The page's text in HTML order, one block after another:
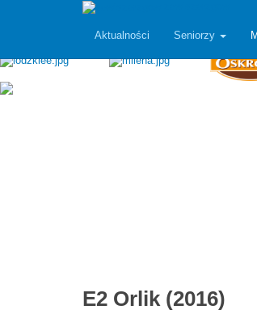
Aktualności Seniorzy
E2 Orlik (2016)